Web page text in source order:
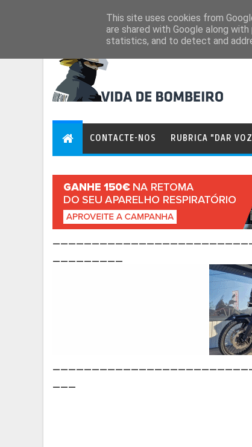
CONTACTE-NOS RUBRICA "DAR
This site uses cookies from
are shared with Google along
statistics, and to detect and